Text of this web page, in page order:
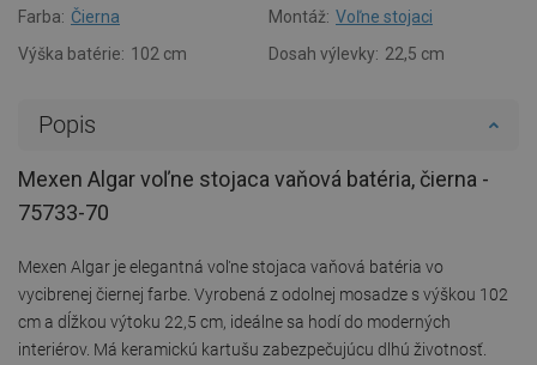
Farba: Čierna Montáž: Voľne stojaci
Výška batérie: 102 cm Dosah výlevky: 22,5 cm
Popis
Mexen Algar voľne stojaca vaňová batéria, čierna -
75733-70
Mexen Algar je elegantná voľne stojaca vaňová batéria vo
vycibrenej čiernej farbe. Vyrobená z odolnej mosadze s výškou 102
cm a dĺžkou výtoku 22,5 cm, ideálne sa hodí do moderných
interiérov. Má keramickú kartušu zabezpečujúcu dlhú životnosť.